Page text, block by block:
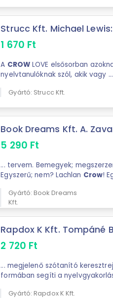
Strucc Kft. Michael
1 670 Ft
A CROWLOVE elsősorban
nyelvtanulóknak szól, akik vagy ...
Gyártó: Strucc Kft.
Book Dreams Kft. A.
5 290 Ft
... tervem. Bemegyek; megszerzem az információt és eltűnök.
Egyszerű; nem? Lachlan Crow!
Gyártó: Book Dreams
Kft.
Rapdox K Kft. Tompáné
2 720 Ft
... megjelenő szótanító keresztrejtvény sorozatunk játékos
formában segíti a
Gyártó: Rapdox K Kft.